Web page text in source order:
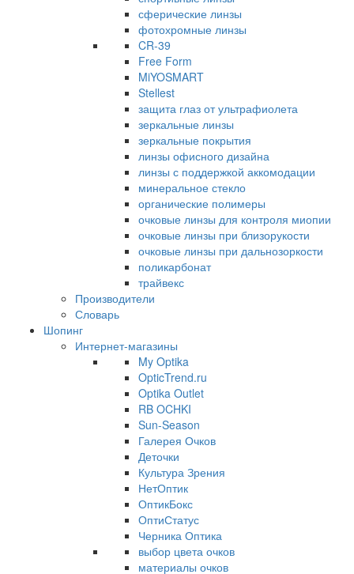
сферические линзы
фотохромные линзы
CR-39
Free Form
MiYOSMART
Stellest
защита глаз от ультрафиолета
зеркальные линзы
зеркальные покрытия
линзы офисного дизайна
линзы с поддержкой аккомодации
минеральное стекло
органические полимеры
очковые линзы для контроля миопии
очковые линзы при близорукости
очковые линзы при дальнозоркости
поликарбонат
трайвекс
Производители
Словарь
Шопинг
Интернет-магазины
My Optika
OpticTrend.ru
Optika Outlet
RB OCHKI
Sun-Season
Галерея Очков
Деточки
Культура Зрения
НетОптик
ОптикБокс
ОптиСтатус
Черника Оптика
выбор цвета очков
материалы очков